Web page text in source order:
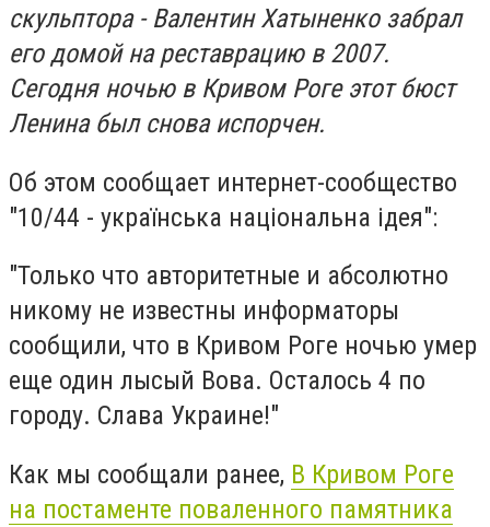
скульптора - Валентин Хатыненко забрал
его домой на реставрацию в 2007.
Сегодня ночью в Кривом Роге этот бюст
Ленина был снова испорчен.
Об этом сообщает интернет-сообщество
"10/44 - українська національна ідея":
"Только что авторитетные и абсолютно
никому не известны информаторы
сообщили, что в Кривом Роге ночью умер
еще один лысый Вова. Осталось 4 по
городу. Слава Украине!"
Как мы сообщали ранее, В Кривом Роге
на постаменте поваленного памятника